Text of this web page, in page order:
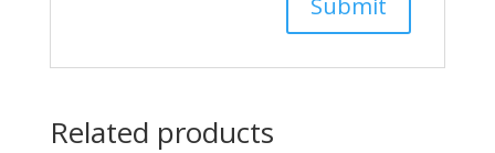
Related products